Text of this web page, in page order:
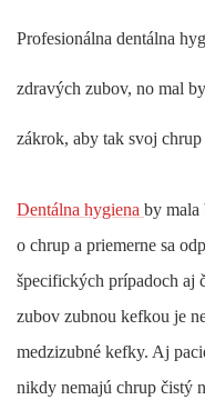
Profesionálna dentálna
zdravých zubov, no mal
zákrok, aby tak svoj
Dentálna hygiena by mala
o chrup a priemerne sa
špecifických prípadoch aj
zubov zubnou kefkou je
medzizubné kefky. Aj
nikdy nemajú chrup čistý